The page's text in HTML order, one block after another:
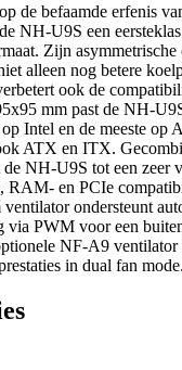
de befaamde erfenis
NH-U9S een
Zijn
alleen nog betere
ook de
mm past de NH-
Intel en de meeste op
ATX en ITX.
NH-U9S tot een zeer
RAM- en PCIe
ondersteunt
via PWM voor een
NF-A9
in dual fan mode.